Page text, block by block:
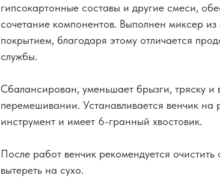
гипсокартонные составы и другие смеси,
сочетание компонентов. Выполнен миксер
покрытием, благодаря этому отличается
службы.
Сбалансирован, уменьшает брызги, тряску
перемешивании. Устанавливается венчик на
инструмент и имеет 6-гранный хвостовик.
После работ венчик рекомендуется
вытереть на сухо.